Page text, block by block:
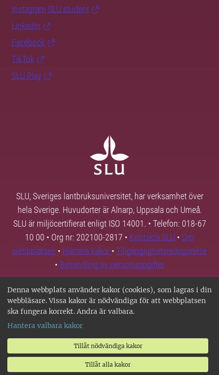
Denna webbplats använder kakor (cookies), som lagras i din
webbläsare. Vissa kakor är nödvändiga för att webbplatsen
ska fungera korrekt. Andra är valbara.
Hantera valbara kakor
Tillåt nödvändiga kakor
Tillåt alla kakor
Instagram SLU.student
LinkedIn
Facebook
TikTok
SLU Play
SLU, Sveriges lantbruksuniversitet, har verksamhet över
hela Sverige. Huvudorter är Alnarp, Uppsala och Umeå.
SLU är miljöcertifierat enligt ISO 14001. • Telefon: 018-67
10 00 • Org nr: 202100-2817 • Kontakta SLU • Om
webbplatsen • Hantera kakor • Tillgänglighetsredogörelse
• Behandling av personuppgifter